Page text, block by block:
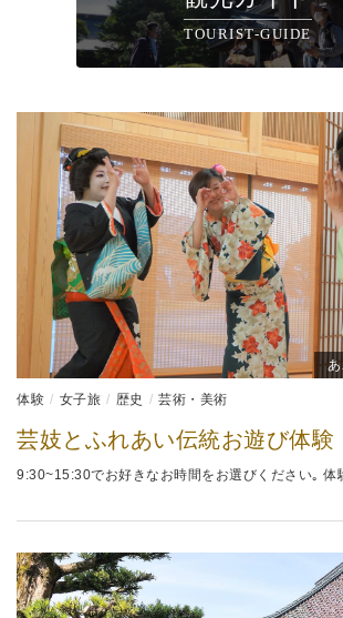
TOURIST-GUIDE
体験 女子旅 歴史 芸術・美術
芸妓とふれあい伝統お遊び体験
9:30~15:30でお好きなお時間をお選びください｡ 体